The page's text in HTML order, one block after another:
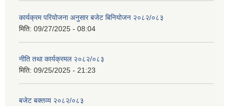
कार्यक्रम परियोजना अनुसार बजेट बिनियोजन २०८२/०८३
मिति: 09/27/2025 - 08:04
नीति तथा कार्यक्रमल २०८२/०८३
मिति: 09/25/2025 - 21:23
बजेट बक्तव्य २०८२/०८३